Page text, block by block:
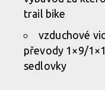
trail bike
vzduchové
převody 1×9/
sedlovky